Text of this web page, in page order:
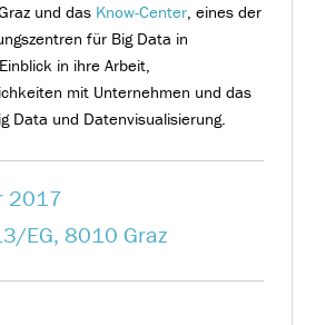
und das Know-Center, eines der
für Big Data in
in ihre Arbeit,
mit Unternehmen und das
Data und Datenvisualisierung.
2017
EG, 8010 Graz